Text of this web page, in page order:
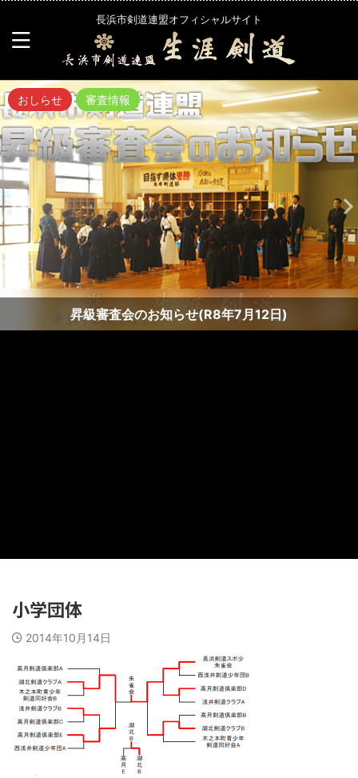
長浜市剣道連盟オフィシャルサイト
おしらせ 審査情報
昇級審査会のお知らせ(R8年7月12日)
小学団体
2014年10月14日